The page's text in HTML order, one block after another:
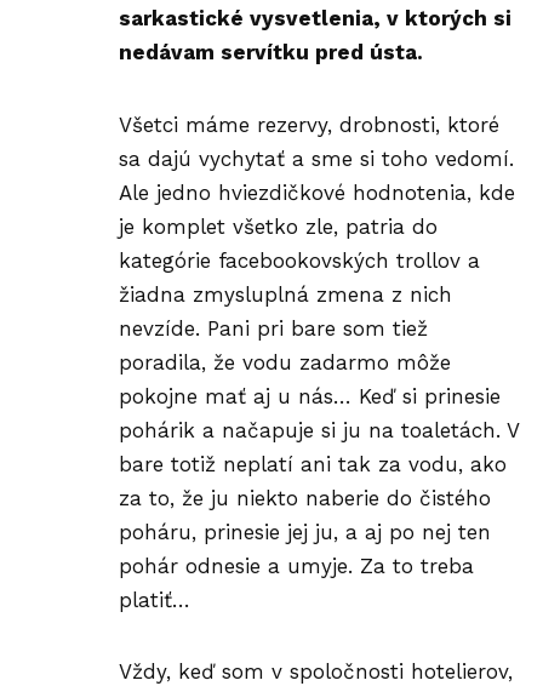
sarkastické vysvetlenia, v ktorých si
nedávam servítku pred ústa.
Všetci máme rezervy, drobnosti, ktoré
sa dajú vychytať a sme si toho vedomí.
Ale jedno hviezdičkové hodnotenia, kde
je komplet všetko zle, patria do
kategórie facebookovských trollov a
žiadna zmysluplná zmena z nich
nevzíde. Pani pri bare som tiež
poradila, že vodu zadarmo môže
pokojne mať aj u nás… Keď si prinesie
pohárik a načapuje si ju na toaletách. V
bare totiž neplatí ani tak za vodu, ako
za to, že ju niekto naberie do čistého
poháru, prinesie jej ju, a aj po nej ten
pohár odnesie a umyje. Za to treba
platiť…
Vždy, keď som v spoločnosti hotelierov,